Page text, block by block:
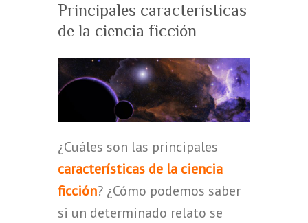
Principales características
de la ciencia ficción
¿Cuáles son las principales
características de la ciencia
ficción? ¿Cómo podemos saber
si un determinado relato se